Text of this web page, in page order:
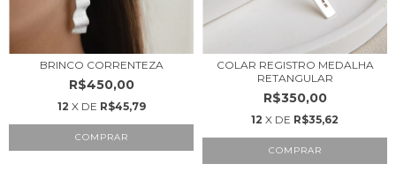
BRINCO CORRENTEZA
R$450,00
12 X DE R$45,79
COLAR REGISTRO MEDALHA
RETANGULAR
R$350,00
12 X DE R$35,62
COMPRAR